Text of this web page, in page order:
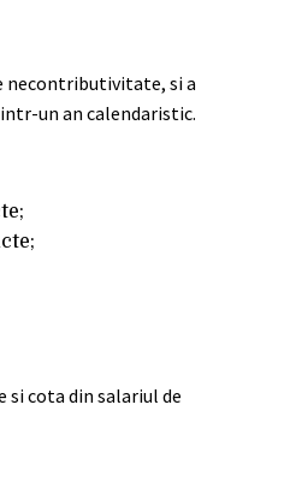
necontributivitate, si a
un an calendaristic.
si cota din salariul de